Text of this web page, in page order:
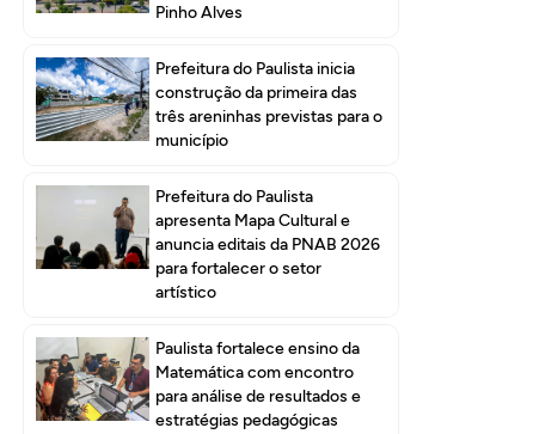
Pinho Alves
Prefeitura do Paulista inicia
construção da primeira das
três areninhas previstas para o
município
Prefeitura do Paulista
apresenta Mapa Cultural e
anuncia editais da PNAB 2026
para fortalecer o setor
artístico
Paulista fortalece ensino da
Matemática com encontro
para análise de resultados e
estratégias pedagógicas